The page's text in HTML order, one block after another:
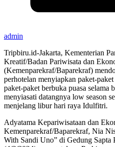
admin
Tripbiru.id-Jakarta, Kementerian
Kreatif/Badan Pariwisata dan
(Kemenparekraf/Baparekraf)
perhotelan menyiapkan paket-
paket-paket berbuka puasa selama
menyiasati datangnya low season
menjelang libur hari raya Idulfitri.
Adyatama Kepariwisataan dan
Kemenparekraf/Baparekraf, Nia
With Sandi Uno” di Gedung Sapta